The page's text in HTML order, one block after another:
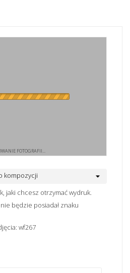
FOTOGRAFII...
kompozycji
jaki chcesz otrzymać wydruk.
będzie posiadał znaku
wf267